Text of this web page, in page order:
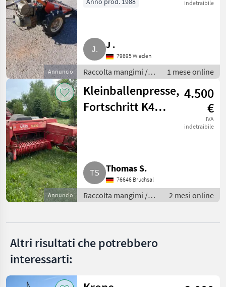
SCEGLI
CATEGORIA
Sonstige
2
Reform
1
MARKETPLACE
Marketplace
Offerte dei
rivenditori
Annunci
Annuncio
indetraibile
J .
79695 Wieden
Raccolta mangimi /
Altre macchine per
raccolta mangimi
1 mese online
Annuncio
Kleinballenpresse,
Fortschritt K430,
4.500
€
IVA
indetraibile
Thomas S.
76646 Bruchsal
Raccolta mangimi /
Altre macchine per
2 mesi online
Altri risultati che potrebbero
interessarti: